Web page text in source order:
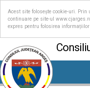
Acest site folosește cookie-uri.
continuare pe site-ul
expres pentru folosirea informațiilor